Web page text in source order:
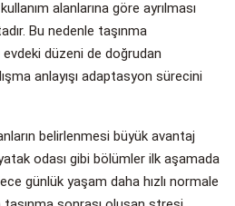
alanlarına göre ayrılması
Bu nedenle taşınma
evdeki düzeni de doğrudan
anlayışı adaptasyon sürecini
belirlenmesi büyük avantaj
odası gibi bölümler ilk aşamada
günlük yaşam daha hızlı normale